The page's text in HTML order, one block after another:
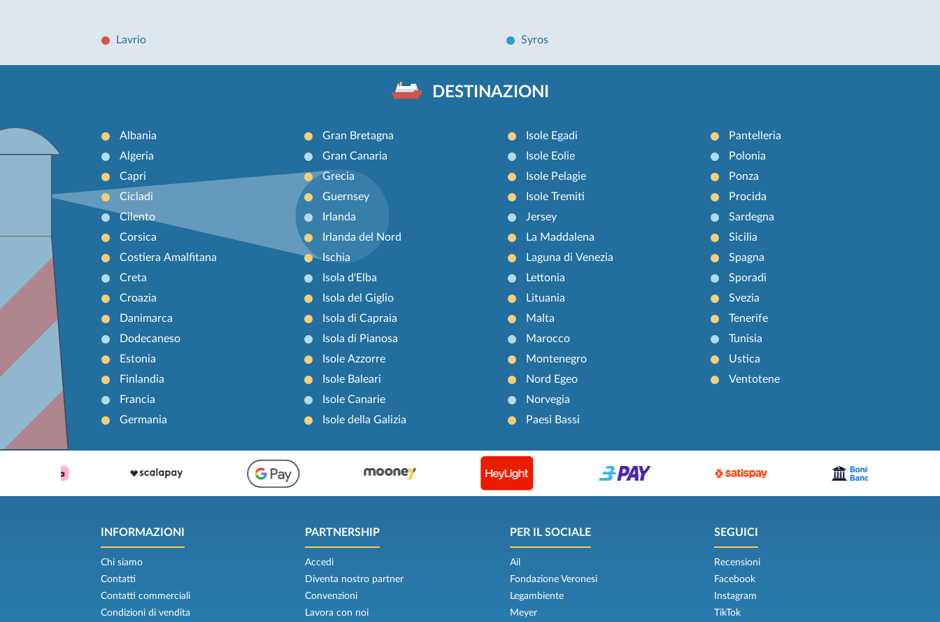
Lavrio Syros
DESTINAZIONI
Albania
Algeria
Capri
Cicladi
Cilento
Corsica
Costiera Amalfitana
Creta
Croazia
Danimarca
Dodecaneso
Estonia
Finlandia
Francia
Germania
Gran Bretagna
Gran Canaria
Grecia
Guernsey
Irlanda
Irlanda del Nord
Ischia
Isola d'Elba
Isola del Giglio
Isola di Capraia
Isola di Pianosa
Isole Azzorre
Isole Baleari
Isole Canarie
Isole della Galizia
Isole Egadi
Isole Eolie
Isole Pelagie
Isole Tremiti
Jersey
La Maddalena
Laguna di Venezia
Lettonia
Lituania
Malta
Marocco
Montenegro
Nord Egeo
Norvegia
Paesi Bassi
Pantelleria
Polonia
Ponza
Procida
Sardegna
Sicilia
Spagna
Sporadi
Svezia
Tenerife
Tunisia
Ustica
Ventotene
INFORMAZIONI
Chi siamo
Contatti
Contatti commerciali
Condizioni di vendita
PARTNERSHIP
Accedi
Diventa nostro partner
Convenzioni
Lavora con noi
PER IL SOCIALE
Ail
Fondazione Veronesi
Legambiente
Meyer
SEGUICI
Recensioni
Facebook
Instagram
TikTok